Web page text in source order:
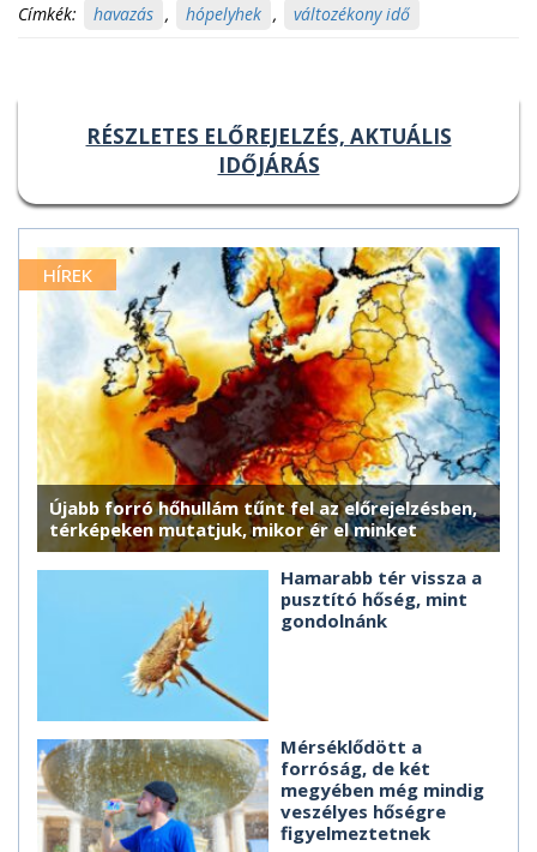
Címkék: havazás , hópelyhek , változékony idő
RÉSZLETES ELŐREJELZÉS, AKTUÁLIS
IDŐJÁRÁS
HÍREK
Újabb forró hőhullám tűnt fel az előrejelzésben,
térképeken mutatjuk, mikor ér el minket
Hamarabb tér vissza a
pusztító hőség, mint
gondolnánk
Mérséklődött a
forróság, de két
megyében még mindig
veszélyes hőségre
figyelmeztetnek